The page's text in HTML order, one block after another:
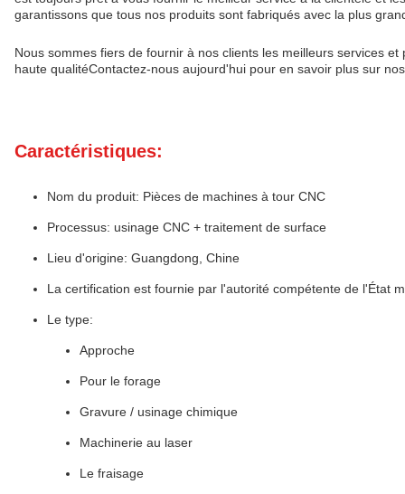
garantissons que tous nos produits sont fabriqués avec la plus
Nous sommes fiers de fournir à nos clients les meilleurs services
haute qualitéContactez-nous aujourd'hui pour en savoir plus sur
Caractéristiques:
Nom du produit: Pièces de machines à tour CNC
Processus: usinage CNC + traitement de surface
Lieu d'origine: Guangdong, Chine
La certification est fournie par l'autorité compétente de l'État
Le type:
Approche
Pour le forage
Gravure / usinage chimique
Machinerie au laser
Le fraisage